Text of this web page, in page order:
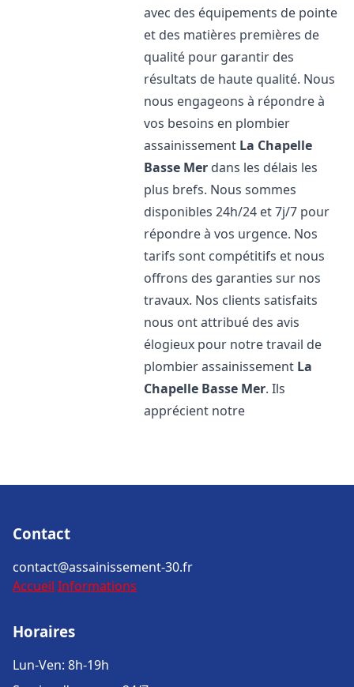
avec des équipements de pointe
et des matières premières de
qualité pour garantir des
résultats de haute qualité. Nous
nous engageons à répondre à
vos besoins en plombier
assainissement La Chapelle
Basse Mer dans les délais les
plus brefs. Nous sommes
disponibles 24h/24 et 7j/7 pour
répondre à vos urgence. Nos
tarifs sont compétitifs et nous
offrons des garanties sur nos
travaux. Nos clients satisfaits
nous ont attribué des avis
élogieux pour notre travail de
plombier assainissement La
Chapelle Basse Mer. Ils
apprécient notre
Contact
contact@assainissement-30.fr
Accueil Informations
Horaires
Lun-Ven: 8h-19h